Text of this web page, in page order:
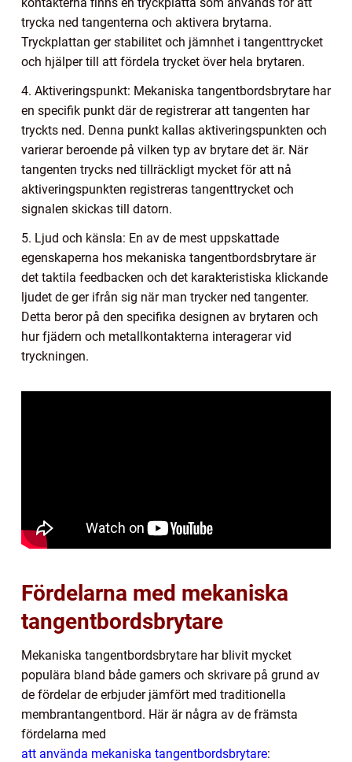
trycka ned tangenterna och aktivera brytarna.
Tryckplattan ger stabilitet och jämnhet i tangenttrycket
och hjälper till att fördela trycket över hela brytaren.
4. Aktiveringspunkt: Mekaniska tangentbordsbrytare har
en specifik punkt där de registrerar att tangenten har
tryckts ned. Denna punkt kallas aktiveringspunkten och
varierar beroende på vilken typ av brytare det är. När
tangenten trycks ned tillräckligt mycket för att nå
aktiveringspunkten registreras tangenttrycket och
signalen skickas till datorn.
5. Ljud och känsla: En av de mest uppskattade
egenskaperna hos mekaniska tangentbordsbrytare är
det taktila feedbacken och det karakteristiska klickande
ljudet de ger ifrån sig när man trycker ned tangenter.
Detta beror på den specifika designen av brytaren och
hur fjädern och metallkontakterna interagerar vid
tryckningen.
Fördelarna med mekaniska
tangentbordsbrytare
Mekaniska tangentbordsbrytare har blivit mycket
populära bland både gamers och skrivare på grund av
de fördelar de erbjuder jämfört med traditionella
membrantangentbord. Här är några av de främsta
fördelarna med
att använda mekaniska tangentbordsbrytare: